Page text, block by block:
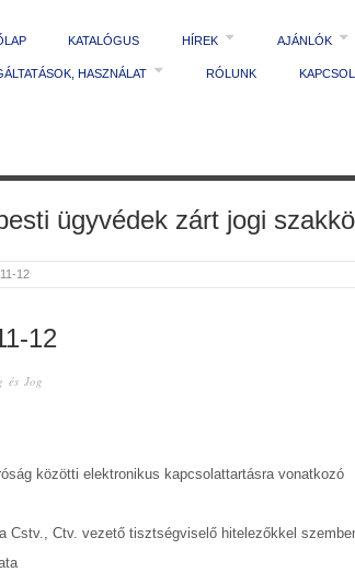
KATALÓGUS HÍREK AJÁNLÓK
HASZNÁLAT RÓLUNK
ügyvédek zárt jogi
12
12
és Jog
közötti elektronikus kapcsolattartásra vonatkozó
Cstv., Ctv. vezető tisztségviselő hitelezőkkel